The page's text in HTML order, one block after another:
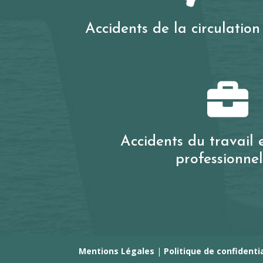
Accidents de la circulation

Accidents du travail
Mentions Légales | Politique de